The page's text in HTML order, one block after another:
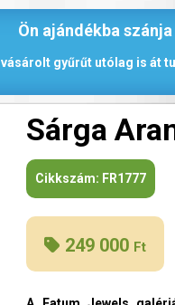
Ön ajándékba
vásárolt gyűrűt utólag is át
Sárga
Cikkszám: FR1777
249 000 Ft